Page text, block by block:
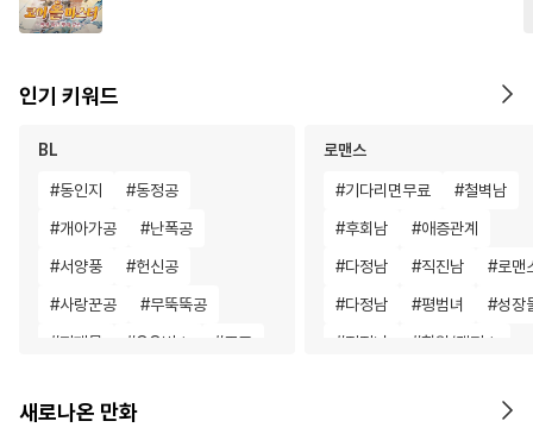
인기 키워드
BL
#동인지 #동정공
#개아가공 #난폭공
#서양풍 #헌신공
#사랑꾼공 #무뚝뚝공
#피폐물 #OO버스 #조교
#친구>연인
로맨스
#기다리면무료 #철벽남
#후회남 #애증관계
#다정남 #직진남 #로맨
#다정남 #평범녀 #성장
#직진녀 #학원/캠퍼스
새로나온 만화